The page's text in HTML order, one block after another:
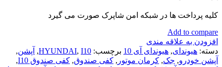
کلیه پرداخت ها در شبکه امن شاپرک صورت می گیرد
Add to compare
افزودن به علاقه مندی
دسته: هیوندای, هیوندای آی 10 برچسب: HYUNDAI, I10
, آپشن,
آپشن خودرو, جک, کرمان موتور , کفی صندوق, کفی صندوق I10
,